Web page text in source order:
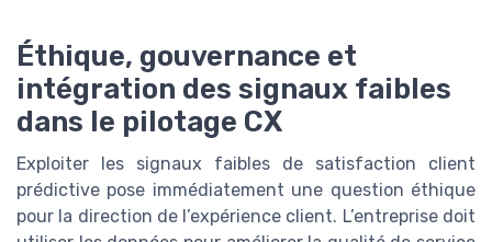
Éthique, gouvernance et
intégration des signaux faibles
dans le pilotage CX
Exploiter les signaux faibles de satisfaction client
prédictive pose immédiatement une question éthique
pour la direction de l’expérience client. L’entreprise doit